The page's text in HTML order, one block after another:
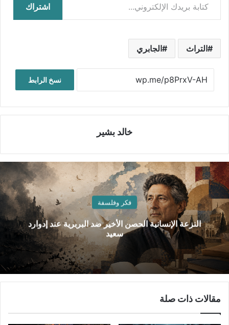
اشتراك
التراث الجابري
نسخ الرابط
خالد بشير
فكر وفلسفة
النزعة الإنسانية الحصن الأخير ضد البربرية عند إدوارد
سعيد
مقالات ذات صلة